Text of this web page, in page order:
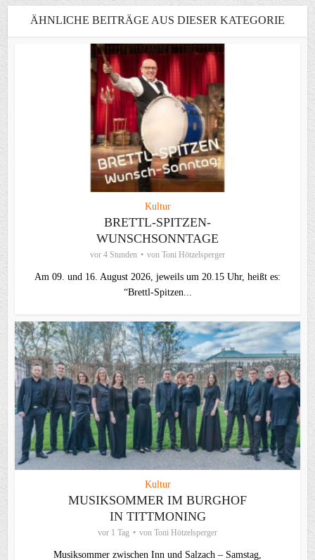
ÄHNLICHE BEITRÄGE AUS DIESER KATEGORIE
Kultur
BRETTL-SPITZEN-
WUNSCHSONNTAGE
vor 4 Stunden von Toni Hötzelsperger
Am 09. und 16. August 2026, jeweils um 20.15 Uhr, heißt es:
“Brettl-Spitzen...
Kultur
MUSIKSOMMER IM BURGHOF
IN TITTMONING
vor 1 Tag von Toni Hötzelsperger
Musiksommer zwischen Inn und Salzach – Samstag,